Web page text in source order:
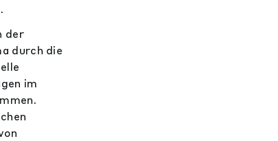
der
durch die
im